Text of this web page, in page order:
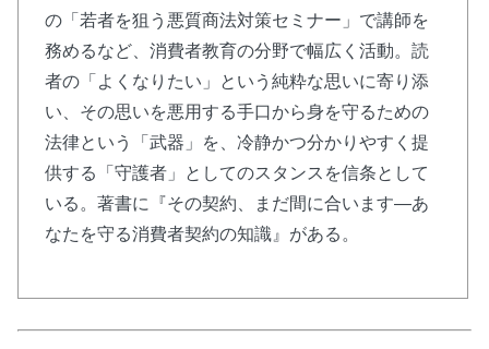
の「若者を狙う悪質商法対策セミナー」で講師を
務めるなど、消費者教育の分野で幅広く活動。読
者の「よくなりたい」という純粋な思いに寄り添
い、その思いを悪用する手口から身を守るための
法律という「武器」を、冷静かつ分かりやすく提
供する「守護者」としてのスタンスを信条として
いる。著書に『その契約、まだ間に合います―あ
なたを守る消費者契約の知識』がある。